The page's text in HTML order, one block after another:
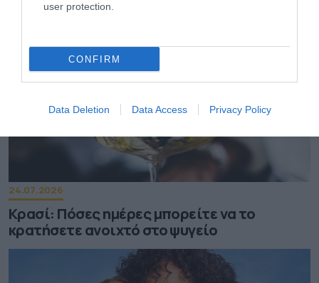
user protection.
CONFIRM
Data Deletion Data Access Privacy Policy
24.07.2026
Κρασί: Πόσες ημέρες μπορείτε να το
κρατήσετε ανοιχτό στο ψυγείο